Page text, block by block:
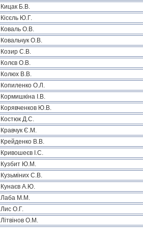
Кицак Б.В.
Кісєль Ю.Г.
Коваль О.В.
Ковальчук О.В.
Козир С.В.
Колєв О.В.
Колюх В.В.
Копиленко О.Л.
Кормишкіна І.В.
Корявченков Ю.В.
Костюк Д.С.
Кравчук Є.М.
Крейденко В.В.
Кривошеєв І.С.
Кузбит Ю.М.
Кузьміних С.В.
Кунаєв А.Ю.
Лаба М.М.
Лис О.Г.
Літвінов О.М.